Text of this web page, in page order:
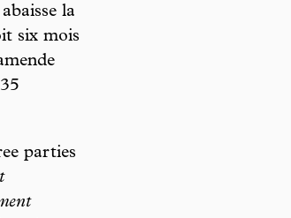
la
six mois
parties